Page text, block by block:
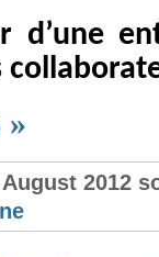
d’une
»
August 2012